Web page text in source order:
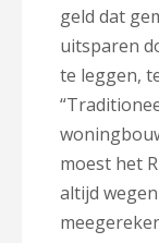
geld dat
uitsparen
te leggen,
“
moest het
altijd